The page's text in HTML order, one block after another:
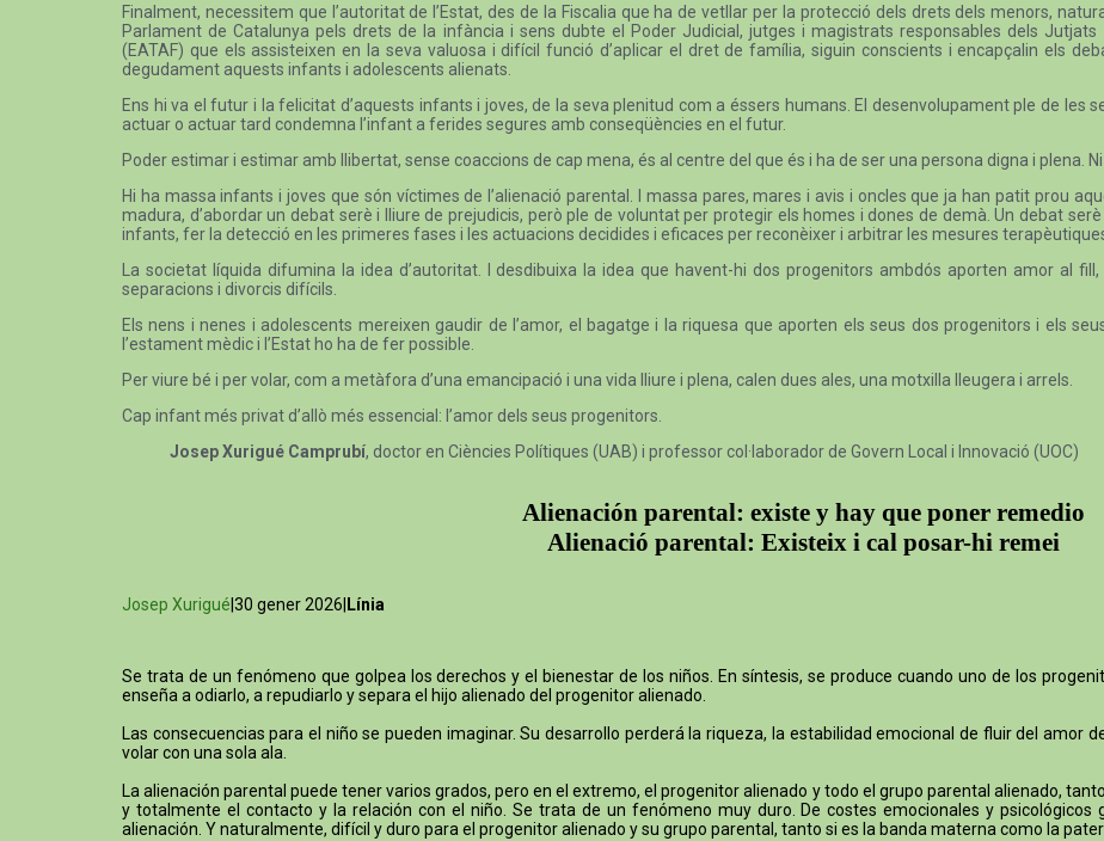
Finalment, necessitem que l’autoritat de l’Estat, des de la Fiscalia que ha de vetllar per la protecció dels drets dels menors,
Parlament de Catalunya pels drets de la infància i sens dubte el Poder Judicial, jutges i magistrats responsables dels Jutjats
(EATAF) que els assisteixen en la seva valuosa i difícil funció d’aplicar el dret de família, siguin conscients i encapçalin els
degudament aquests infants i adolescents alienats.
Ens hi va el futur i la felicitat d’aquests infants i joves, de la seva plenitud com a éssers humans. El desenvolupament ple de les
actuar o actuar tard condemna l’infant a ferides segures amb conseqüències en el futur.
Poder estimar i estimar amb llibertat, sense coaccions de cap mena, és al centre del que és i ha de ser una persona digna i plena. Ni
Hi ha massa infants i joves que són víctimes de l’alienació parental. I massa pares, mares i avis i oncles que ja han patit prou
madura, d’abordar un debat serè i lliure de prejudicis, però ple de voluntat per protegir els homes i dones de demà. Un debat
infants, fer la detecció en les primeres fases i les actuacions decidides i eficaces per reconèixer i arbitrar les mesures
La societat líquida difumina la idea d’autoritat. I desdibuixa la idea que havent-hi dos progenitors ambdós aporten amor al
separacions i divorcis difícils.
Els nens i nenes i adolescents mereixen gaudir de l’amor, el bagatge i la riquesa que aporten els seus dos progenitors i els
l’estament mèdic i l’Estat ho ha de fer possible.
Per viure bé i per volar, com a metàfora d’una emancipació i una vida lliure i plena, calen dues ales, una motxilla lleugera i arrels.
Cap infant més privat d’allò més essencial: l’amor dels seus progenitors.
Josep Xurigué Camprubí, doctor en Ciències Polítiques (UAB) i professor col·laborador de Govern Local i Innovació (UOC)
Alienación parental: existe y hay que poner remedio
Alienació parental: Existeix i cal posar-hi remei
Josep Xurigué |30 gener 2026| Línia
Se trata de un fenómeno que golpea los derechos y el bienestar de los niños. En síntesis, se produce cuando uno de los
enseña a odiarlo, a repudiarlo y separa el hijo alienado del progenitor alienado.
Las consecuencias para el niño se pueden imaginar. Su desarrollo perderá la riqueza, la estabilidad emocional de fluir del amor
volar con una sola ala.
La alienación parental puede tener varios grados, pero en el extremo, el progenitor alienado y todo el grupo parental alienado,
y totalmente el contacto y la relación con el niño. Se trata de un fenómeno muy duro. De costes emocionales y
alienación. Y naturalmente, difícil y duro para el progenitor alienado y su grupo parental, tanto si es la banda materna como la